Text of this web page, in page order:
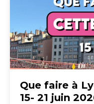
Que faire à
15- 21 juin